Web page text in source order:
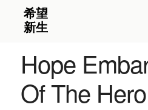
Hope
Of The Hero